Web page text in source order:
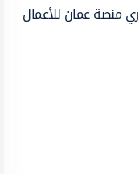
منصة عمان للأعمال